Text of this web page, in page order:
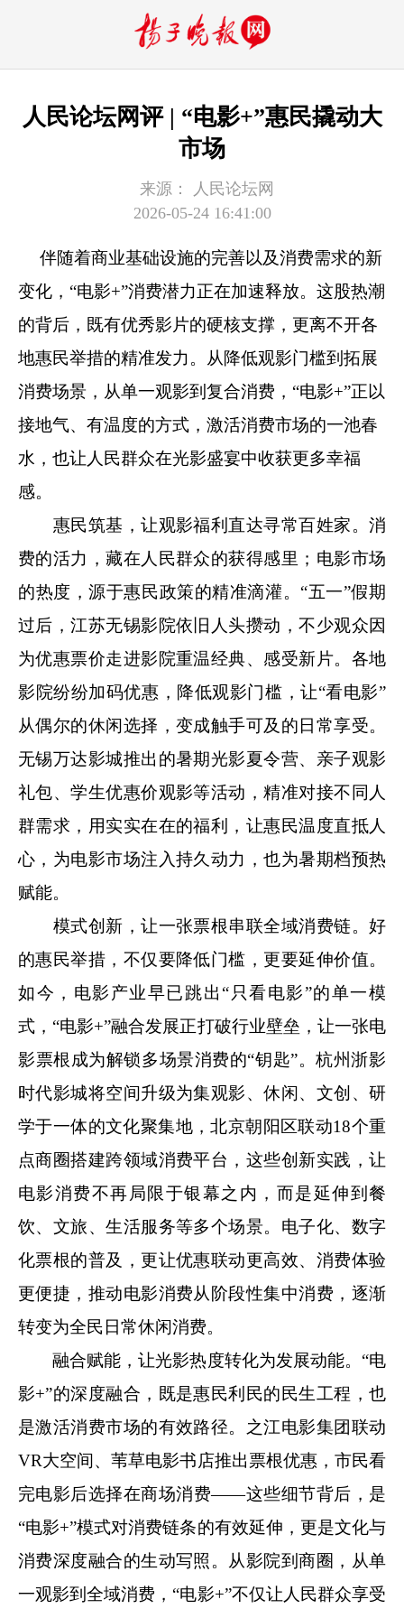
人民论坛网评 | “电影+”惠民撬动大
市场
来源：
人民论坛网
2026-05-24 16:41:00
伴随着商业基础设施的完善以及消费需求的新
变化，“电影+”消费潜力正在加速释放。这股热潮
的背后，既有优秀影片的硬核支撑，更离不开各
地惠民举措的精准发力。从降低观影门槛到拓展
消费场景，从单一观影到复合消费，“电影+”正以
接地气、有温度的方式，激活消费市场的一池春
水，也让人民群众在光影盛宴中收获更多幸福
感。
惠民筑基，让观影福利直达寻常百姓家。消
费的活力，藏在人民群众的获得感里；电影市场
的热度，源于惠民政策的精准滴灌。“五一”假期
过后，江苏无锡影院依旧人头攒动，不少观众因
为优惠票价走进影院重温经典、感受新片。各地
影院纷纷加码优惠，降低观影门槛，让“看电影”
从偶尔的休闲选择，变成触手可及的日常享受。
无锡万达影城推出的暑期光影夏令营、亲子观影
礼包、学生优惠价观影等活动，精准对接不同人
群需求，用实实在在的福利，让惠民温度直抵人
心，为电影市场注入持久动力，也为暑期档预热
赋能。
模式创新，让一张票根串联全域消费链。好
的惠民举措，不仅要降低门槛，更要延伸价值。
如今，电影产业早已跳出“只看电影”的单一模
式，“电影+”融合发展正打破行业壁垒，让一张电
影票根成为解锁多场景消费的“钥匙”。杭州浙影
时代影城将空间升级为集观影、休闲、文创、研
学于一体的文化聚集地，北京朝阳区联动18个重
点商圈搭建跨领域消费平台，这些创新实践，让
电影消费不再局限于银幕之内，而是延伸到餐
饮、文旅、生活服务等多个场景。电子化、数字
化票根的普及，更让优惠联动更高效、消费体验
更便捷，推动电影消费从阶段性集中消费，逐渐
转变为全民日常休闲消费。
融合赋能，让光影热度转化为发展动能。“电
影+”的深度融合，既是惠民利民的民生工程，也
是激活消费市场的有效路径。之江电影集团联动
VR大空间、苇草电影书店推出票根优惠，市民看
完电影后选择在商场消费——这些细节背后，是
“电影+”模式对消费链条的有效延伸，更是文化与
消费深度融合的生动写照。从影院到商圈，从单
一观影到全域消费，“电影+”不仅让人民群众享受